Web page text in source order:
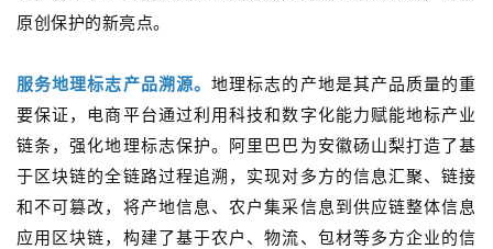
原创保护的新亮点。
服务地理标志产品溯源。地理标志的产地是其产品质量的重
要保证，电商平台通过利用科技和数字化能力赋能地标产业
链条，强化地理标志保护。阿里巴巴为安徽砀山梨打造了基
于区块链的全链路过程追溯，实现对多方的信息汇聚、链接
和不可篡改，将产地信息、农户集采信息到供应链整体信息
应用区块链，构建了基于农户、物流、包材等多方企业的信